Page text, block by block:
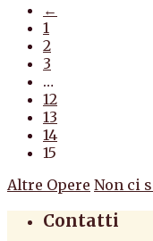
←
1
2
3
…
12
13
14
15
Altre Opere Non ci
Contatti